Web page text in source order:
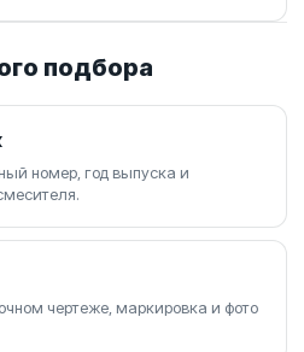
подбора
номер, год выпуска и
чертеже, маркировка и фото